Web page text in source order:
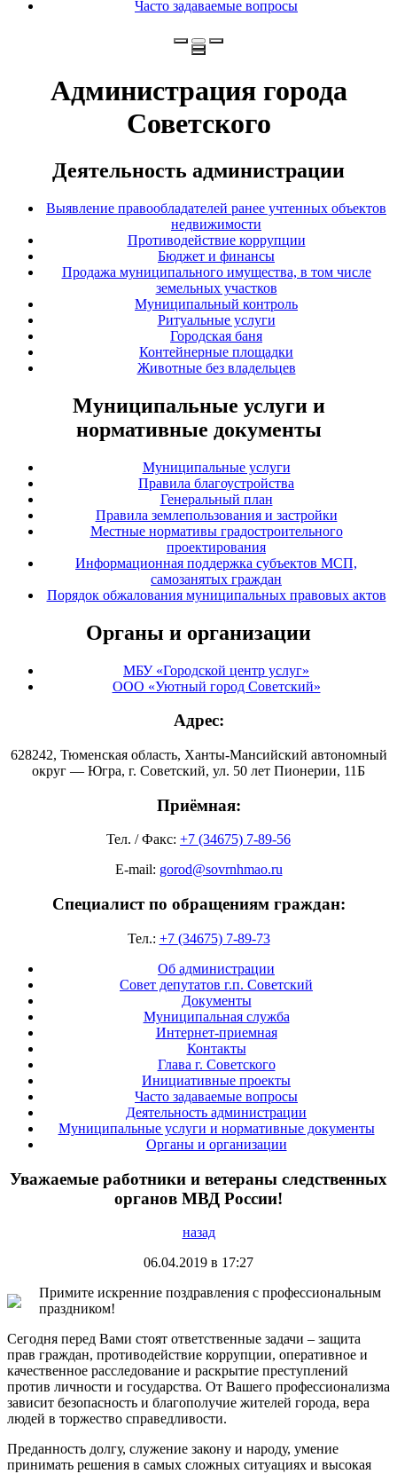
Часто задаваемые вопросы
Администрация города
Советского
Деятельность администрации
Выявление правообладателей ранее учтенных объектов
недвижимости
Противодействие коррупции
Бюджет и финансы
Продажа муниципального имущества, в том числе
земельных участков
Муниципальный контроль
Ритуальные услуги
Городская баня
Контейнерные площадки
Животные без владельцев
Муниципальные услуги и
нормативные документы
Муниципальные услуги
Правила благоустройства
Генеральный план
Правила землепользования и застройки
Местные нормативы градостроительного
проектирования
Информационная поддержка субъектов МСП,
самозанятых граждан
Порядок обжалования муниципальных правовых актов
Органы и организации
МБУ «Городской центр услуг»
ООО «Уютный город Советский»
Адрес:
628242, Тюменская область, Ханты-Мансийский автономный
округ — Югра, г. Советский, ул. 50 лет Пионерии, 11Б
Приёмная:
Тел. / Факс: +7 (34675) 7-89-56
E-mail: gorod@sovrnhmao.ru
Специалист по обращениям граждан:
Тел.: +7 (34675) 7-89-73
Об администрации
Совет депутатов г.п. Советский
Документы
Муниципальная служба
Интернет-приемная
Контакты
Глава г. Советского
Инициативные проекты
Часто задаваемые вопросы
Деятельность администрации
Муниципальные услуги и нормативные документы
Органы и организации
Уважаемые работники и ветераны следственных
органов МВД России!
назад
06.04.2019 в 17:27
Примите искренние поздравления с профессиональным
праздником!
Сегодня перед Вами стоят ответственные задачи – защита
прав граждан, противодействие коррупции, оперативное и
качественное расследование и раскрытие преступлений
против личности и государства. От Вашего профессионализма
зависит безопасность и благополучие жителей города, вера
людей в торжество справедливости.
Преданность долгу, служение закону и народу, умение
принимать решения в самых сложных ситуациях и высокая